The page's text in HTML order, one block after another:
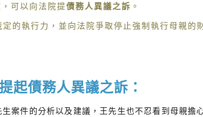
可以向法院提債務人異議之訴 。
定的執行力，並向法院爭取停止強制執行母親的
起債務人異議之訴：
案件的分析以及建議，王先生也不忍看到母親擔